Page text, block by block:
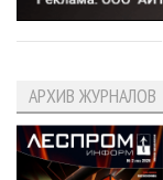
АРХИВ ЖУРНАЛОВ